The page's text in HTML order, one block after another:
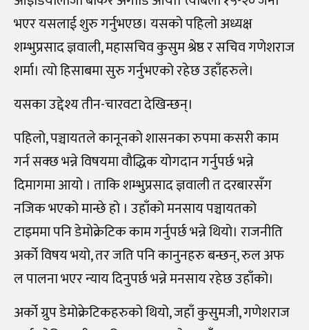
भएर यसलाई शुरु गर्नुभएछ। यसको पहिलो अध्यक्ष
शम्भुप्रसाद ज्ञवाली, महासचिव कुसुम श्रेष्ठ र सचिव गणेशराज
शर्मा। त्यो हिसाबमा सुरु गर्नुभएको रहेछ उहाँहरुले।
यसका उद्देश्य तीन-चारवटा देखिन्छन्।
पहिलो, पञ्चायतले कानूनको शासनका रुपमा कसरी काम
गर्न सक्छ भन्ने विषयमा वौद्धिक योगदान गर्नुपर्छ भन्ने
दिमागमा आयो । ताकि शम्भुप्रसाद ज्ञवाली त दरबारसँग
नजिक भएको मान्छे हो । उहाँको मनसाय पञ्चायतको
टाइममा पनि डेमोक्रेटिक काम गर्नुपर्छ भन्ने थियो। राजनीति
अर्को विषय भयो, तर जति पनि कानुनहरु बन्छन्, रुल अफ
ल पालना भएर न्याय दिनुपर्छ भन्ने मनसाय रहेछ उहाँको।
अर्को ग्रुप डेमोक्रेटिकहरुको थियो, जहाँ कुसुमजी, गणेशराज